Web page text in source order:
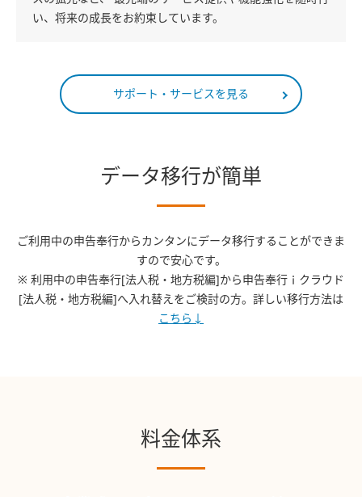
い、将来の成長をお約束しています。
サポート・サービスを見る
データ移行が簡単
ご利用中の申告奉行からカンタンにデータ移行することができま
すので安心です。
※ 利用中の申告奉行[法人税・地方税編]から申告奉行ｉクラウド
[法人税・地方税編]へ入れ替えをご検討の方。詳しい移行方法は
こちら↓
料金体系